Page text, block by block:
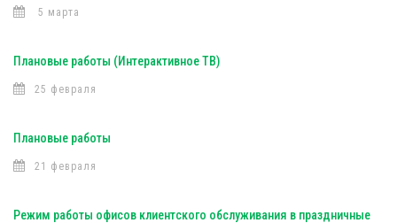
5 марта
Плановые работы (Интерактивное ТВ)
25 февраля
Плановые работы
21 февраля
Режим работы офисов клиентского обслуживания в праздничные